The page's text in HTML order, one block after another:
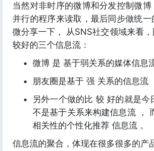
当然对非时序的微博和分发控制微
并行的程序来读取，最后同步做统
微分享一下， 从SNS社交领域来看
较好的三个信息流：
微博 是 基于弱关系的媒体信息
朋友圈是基于 强 关系的信息流
另外一个做的比 较 好的就是今
不是基于关系来构建信息流 ，
相关性的个性化推荐 信息流 。
信息流的聚合，体现在很多很多的产